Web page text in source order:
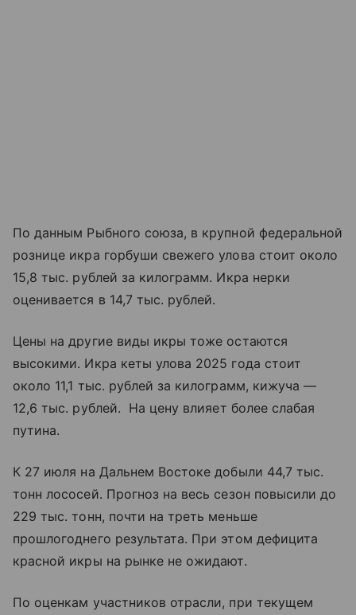
По данным Рыбного союза, в крупной федеральной
рознице икра горбуши свежего улова стоит около
15,8 тыс. рублей за килограмм. Икра нерки
оценивается в 14,7 тыс. рублей.
Цены на другие виды икры тоже остаются
высокими. Икра кеты улова 2025 года стоит
около 11,1 тыс. рублей за килограмм, кижуча —
12,6 тыс. рублей. На цену влияет более слабая
путина.
К 27 июля на Дальнем Востоке добыли 44,7 тыс.
тонн лососей. Прогноз на весь сезон повысили до
229 тыс. тонн, почти на треть меньше
прошлогоднего результата. При этом дефицита
красной икры на рынке не ожидают.
По оценкам участников отрасли, при текущем